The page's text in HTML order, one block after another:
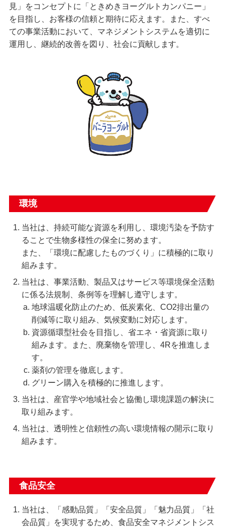
見」をコンセプトに「ときめきヨーグルトカンパニー」
を目指し、お客様の信頼と期待に応えます。また、すべ
ての事業活動において、マネジメントシステムを適切に
運用し、継続的改善を図り、社会に貢献します。
環境
当社は、持続可能な資源を利用し、環境汚染を予防す
ることで生物多様性の保全に努めます。
また、「環境に配慮したものづくり」に積極的に取り
組みます。
当社は、事業活動、製品又はサービス等環境保全活動
に係る法規制、条例等を理解し遵守します。
地球温暖化防止のため、低炭素化、CO2排出量の
削減等に取り組み、気候変動に対応します。
資源循環型社会を目指し、省エネ・省資源に取り
組みます。また、廃棄物を管理し、4Rを推進しま
す。
薬剤の管理を徹底します。
グリーン購入を積極的に推進します。
当社は、産官学や地域社会と協働し環境課題の解決に
取り組みます。
当社は、透明性と信頼性の高い環境情報の開示に取り
組みます。
食品安全
当社は、「感動品質」「安全品質」「魅力品質」「社
会品質」を実現するため、食品安全マネジメントシス